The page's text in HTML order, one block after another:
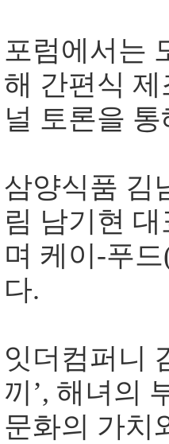
포럼에서는
해 간편식
널 토론을
삼양식품 김
림 남기현 대
며 케이 -푸드
다.
잇더컴퍼니
끼 ’, 해녀의
문화의 가치